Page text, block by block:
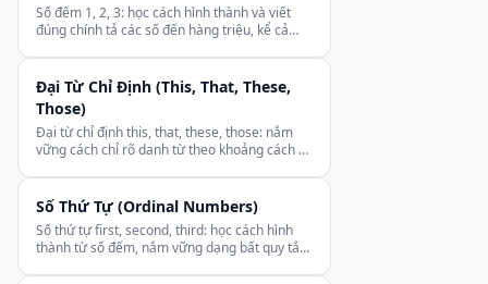
Số đếm 1, 2, 3: học cách hình thành và viết
đúng chính tả các số đến hàng triệu, kể cả
Đại Từ Chỉ Định (This, That, These,
Those)
Đại từ chỉ định this, that, these, those: nắm
vững cách chỉ rõ danh từ theo khoảng cách và
Số Thứ Tự (Ordinal Numbers)
Số thứ tự first, second, third: học cách hình
thành từ số đếm, nắm vững dạng bất quy tắc